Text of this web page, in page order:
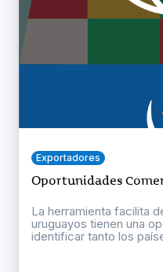
Exportadores
Oportunidades
La herramienta facilita
uruguayos tienen una
identificar tanto los